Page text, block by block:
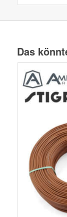
Das